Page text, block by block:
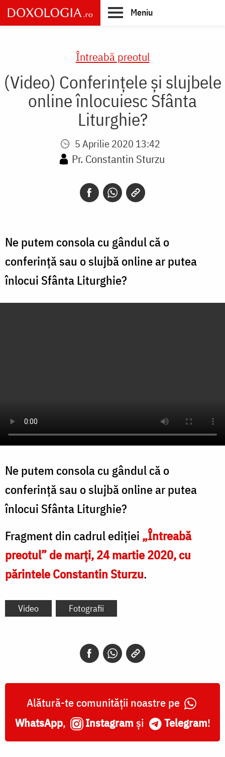
Skip
to
main
Meniu
Întreabă preotul
(Video) Conferințele și slujbele
online înlocuiesc Sfânta
Liturghie?
5 Aprilie 2020 13:42
Pr. Constantin Sturzu
Ne putem consola cu gândul că o
conferință sau o slujbă online ar putea
înlocui Sfânta Liturghie?
Ne putem consola cu gândul că o
conferință sau o slujbă online ar putea
înlocui Sfânta Liturghie?
Fragment din cadrul ediției „Întreabă
preotul” de marți, 24 martie 2020, cu
părintele Constantin Sturzu.
Video Fotografii
Alătură-te comunității noastre pe
WhatsApp, Instagram și Telegram!